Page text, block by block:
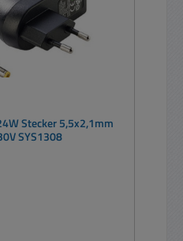
Stecker 5,5x2,1mm
SYS1308